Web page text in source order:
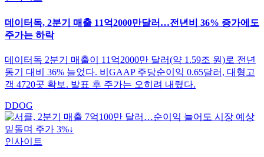
데이터독, 2분기 매출 11억2000만달러…전년비 36% 증가에도
주가는 하락
데이터독 2분기 매출이 11억2000만 달러(약 1.59조 원)로 전년
동기 대비 36% 늘었다. 비GAAP 주당순이익 0.65달러, 대형고
객 4720곳 확보. 발표 후 주가는 오히려 내렸다.
DDOG
인사이트